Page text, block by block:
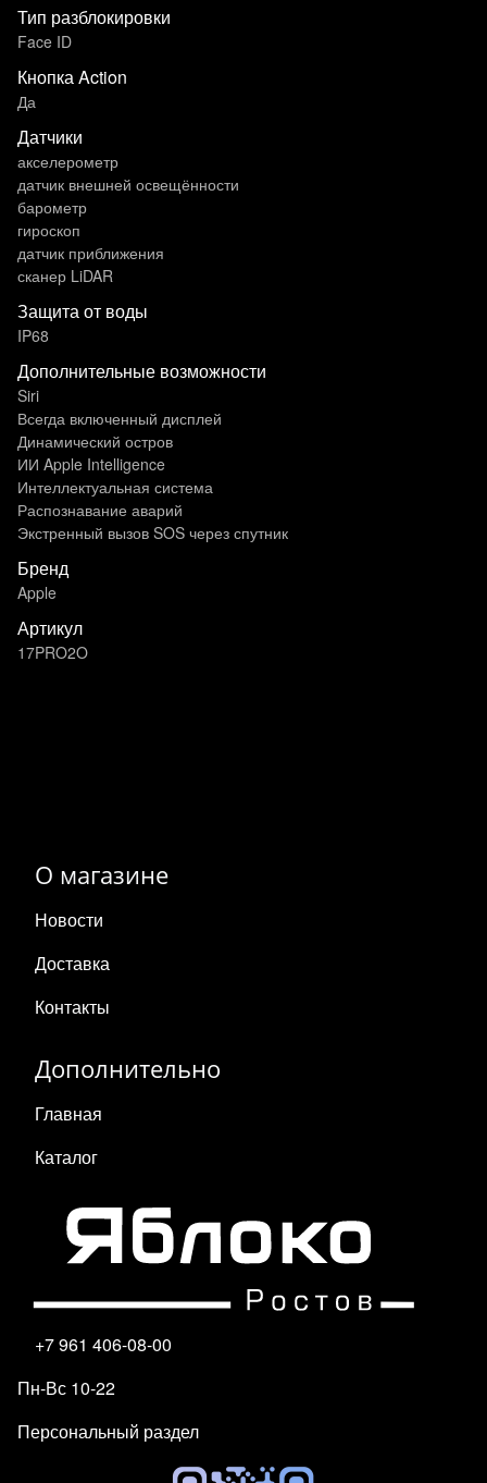
Тип разблокировки
Face ID
Кнопка Action
Да
Датчики
акселерометр
датчик внешней освещённости
барометр
гироскоп
датчик приближения
сканер LiDAR
Защита от воды
IP68
Дополнительные возможности
Siri
Всегда включенный дисплей
Динамический остров
ИИ Apple Intelligence
Интеллектуальная система
Распознавание аварий
Экстренный вызов SOS через спутник
Бренд
Apple
Артикул
17PRO2O
О магазине
Новости
Доставка
Контакты
Дополнительно
Главная
Каталог
+7 961 406-08-00
Пн-Вс 10-22
Персональный раздел